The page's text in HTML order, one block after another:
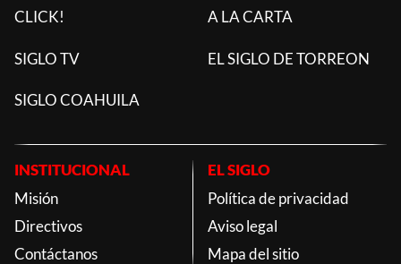
CLICK!
A LA CARTA
SIGLO TV EL SIGLO DE TORREON
SIGLO COAHUILA
INSTITUCIONAL
Misión
Directivos
Contáctanos
EL SIGLO
Política de privacidad
Aviso legal
Mapa del sitio